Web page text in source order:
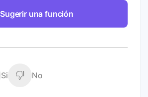
Sugerir una función
Si No